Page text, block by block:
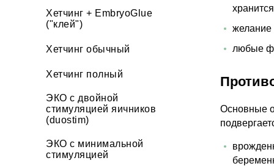
Хетчинг + EmbryoGlue
("клей")
Хетчинг обычный
Хетчинг полный
ЭКО с двойной
стимуляцией яичников
(duostim)
ЭКО с минимальной
стимуляцией
желание
любые
Основные